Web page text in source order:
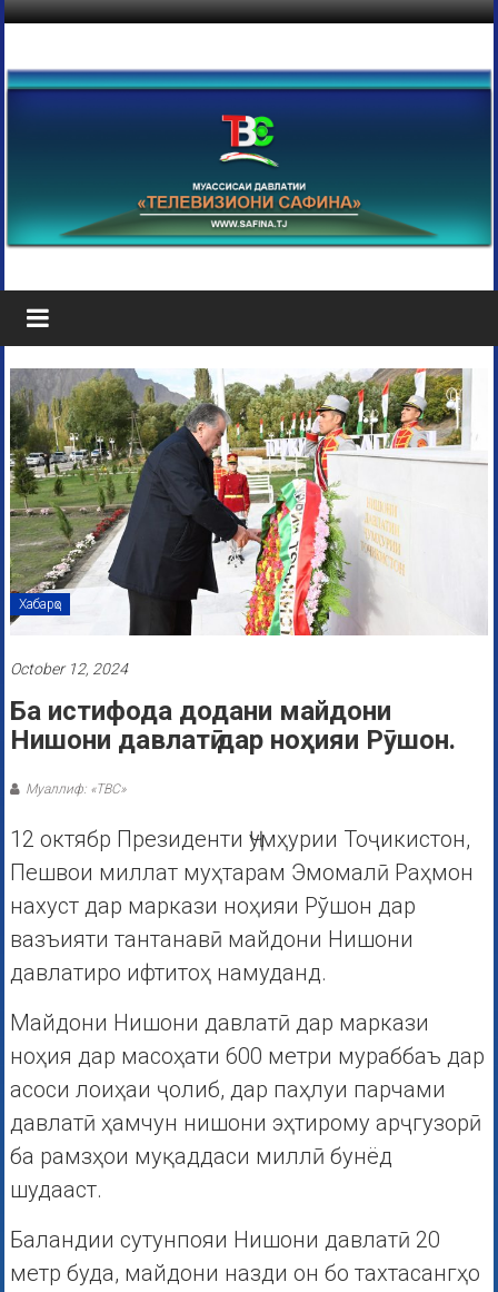
Хабарҳо
October 12, 2024
Ба истифода додани майдони
Нишони давлатӣ дар ноҳияи Рӯшон.
Муаллиф: «ТВС»
12 октябр Президенти Ҷумҳурии Тоҷикистон,
Пешвои миллат муҳтарам Эмомалӣ Раҳмон
нахуст дар маркази ноҳияи Рўшон дар
вазъияти тантанавӣ майдони Нишони
давлатиро ифтитоҳ намуданд.
Майдони Нишони давлатӣ дар маркази
ноҳия дар масоҳати 600 метри мураббаъ дар
асоси лоиҳаи ҷолиб, дар паҳлуи парчами
давлатӣ ҳамчун нишони эҳтирому арҷгузорӣ
ба рамзҳои муқаддаси миллӣ бунёд
шудааст.
Баландии сутунпояи Нишони давлатӣ 20
метр буда, майдони назди он бо тахтасангҳо